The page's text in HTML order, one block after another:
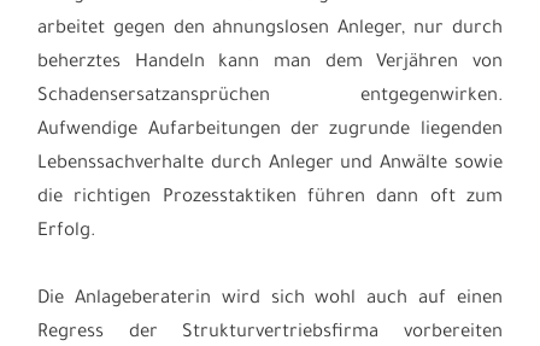
arbeitet gegen den ahnungslosen Anleger, nur durch
beherztes Handeln kann man dem Verjähren von
Schadensersatzansprüchen entgegenwirken.
Aufwendige Aufarbeitungen der zugrunde liegenden
Lebenssachverhalte durch Anleger und Anwälte sowie
die richtigen Prozesstaktiken führen dann oft zum
Erfolg.
Die Anlageberaterin wird sich wohl auch auf einen
Regress der Strukturvertriebsfirma vorbereiten